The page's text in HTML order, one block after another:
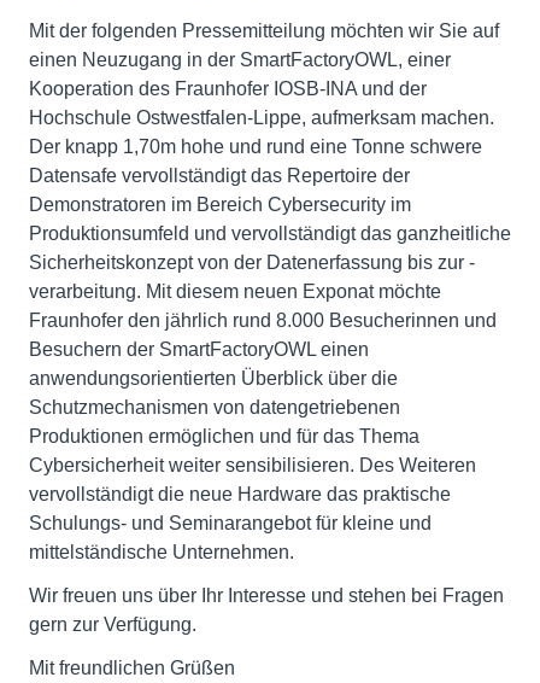
Mit der folgenden Pressemitteilung möchten wir Sie auf
einen Neuzugang in der SmartFactoryOWL, einer
Kooperation des Fraunhofer IOSB-INA und der
Hochschule Ostwestfalen-Lippe, aufmerksam machen.
Der knapp 1,70m hohe und rund eine Tonne schwere
Datensafe vervollständigt das Repertoire der
Demonstratoren im Bereich Cybersecurity im
Produktionsumfeld und vervollständigt das ganzheitliche
Sicherheitskonzept von der Datenerfassung bis zur -
verarbeitung. Mit diesem neuen Exponat möchte
Fraunhofer den jährlich rund 8.000 Besucherinnen und
Besuchern der SmartFactoryOWL einen
anwendungsorientierten Überblick über die
Schutzmechanismen von datengetriebenen
Produktionen ermöglichen und für das Thema
Cybersicherheit weiter sensibilisieren. Des Weiteren
vervollständigt die neue Hardware das praktische
Schulungs- und Seminarangebot für kleine und
mittelständische Unternehmen.
Wir freuen uns über Ihr Interesse und stehen bei Fragen
gern zur Verfügung.
Mit freundlichen Grüßen